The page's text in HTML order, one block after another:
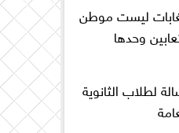
ليست موطن
وحدها
لطلاب الثانوية